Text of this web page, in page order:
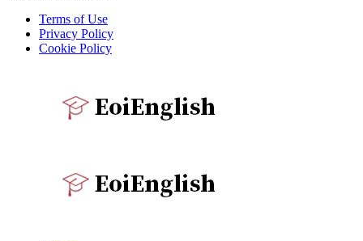
Terms of Use
Privacy Policy
Cookie Policy